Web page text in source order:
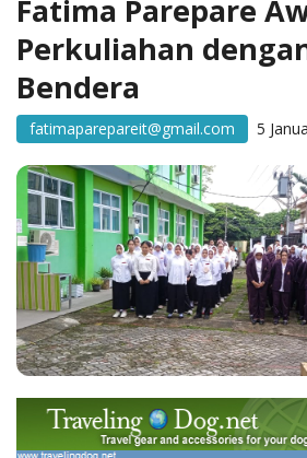
Fatima Parepare
Perkuliahan
Bendera
fatimaparepareit@gmail.com 5